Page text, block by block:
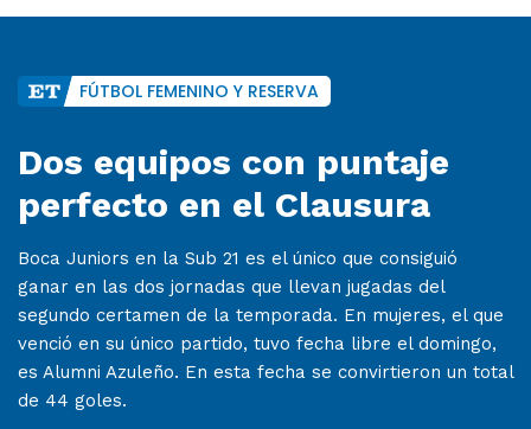
FÚTBOL FEMENINO Y RESERVA
Dos equipos con puntaje
perfecto en el Clausura
Boca Juniors en la Sub 21 es el único que consiguió
ganar en las dos jornadas que llevan jugadas del
segundo certamen de la temporada. En mujeres, el que
venció en su único partido, tuvo fecha libre el domingo,
es Alumni Azuleño. En esta fecha se convirtieron un total
de 44 goles.